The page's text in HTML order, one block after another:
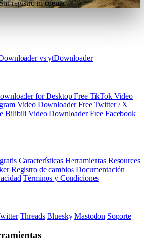
registro ni cuenta.
vs ytDownloader
for Desktop Free TikTok Video
Video DownloaderFree Twitter / X
Bilibili Video DownloaderFree Facebook
Características Herramientas Resources
Registro de cambios Documentación
Términos y Condiciones
Threads Bluesky Mastodon Soporte